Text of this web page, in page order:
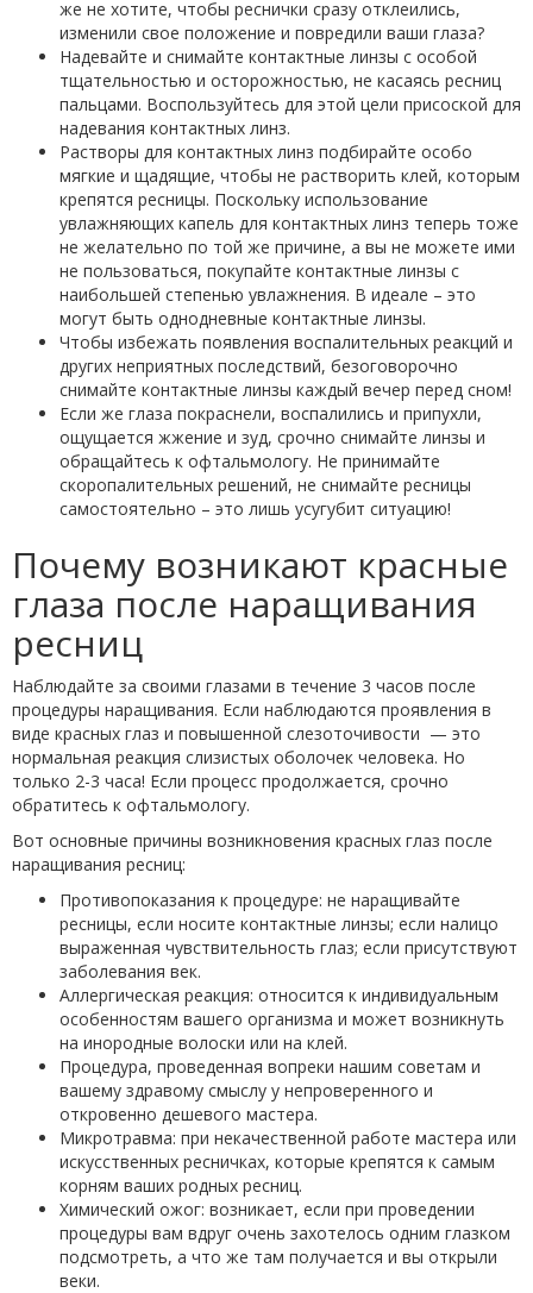
же не хотите, чтобы реснички сразу отклеились,
изменили свое положение и повредили ваши глаза?
Надевайте и снимайте контактные линзы с особой
тщательностью и осторожностью, не касаясь ресниц
пальцами. Воспользуйтесь для этой цели присоской для
надевания контактных линз.
Растворы для контактных линз подбирайте особо
мягкие и щадящие, чтобы не растворить клей, которым
крепятся ресницы. Поскольку использование
увлажняющих капель для контактных линз теперь тоже
не желательно по той же причине, а вы не можете ими
не пользоваться, покупайте контактные линзы с
наибольшей степенью увлажнения. В идеале – это
могут быть однодневные контактные линзы.
Чтобы избежать появления воспалительных реакций и
других неприятных последствий, безоговорочно
снимайте контактные линзы каждый вечер перед сном!
Если же глаза покраснели, воспалились и припухли,
ощущается жжение и зуд, срочно снимайте линзы и
обращайтесь к офтальмологу. Не принимайте
скоропалительных решений, не снимайте ресницы
самостоятельно – это лишь усугубит ситуацию!
Почему возникают красные
глаза после наращивания
ресниц
Наблюдайте за своими глазами в течение 3 часов после
процедуры наращивания. Если наблюдаются проявления в
виде красных глаз и повышенной слезоточивости — это
нормальная реакция слизистых оболочек человека. Но
только 2-3 часа! Если процесс продолжается, срочно
обратитесь к офтальмологу.
Вот основные причины возникновения красных глаз после
наращивания ресниц:
Противопоказания к процедуре: не наращивайте
ресницы, если носите контактные линзы; если налицо
выраженная чувствительность глаз; если присутствуют
заболевания век.
Аллергическая реакция: относится к индивидуальным
особенностям вашего организма и может возникнуть
на инородные волоски или на клей.
Процедура, проведенная вопреки нашим советам и
вашему здравому смыслу у непроверенного и
откровенно дешевого мастера.
Микротравма: при некачественной работе мастера или
искусственных ресничках, которые крепятся к самым
корням ваших родных ресниц.
Химический ожог: возникает, если при проведении
процедуры вам вдруг очень захотелось одним глазком
подсмотреть, а что же там получается и вы открыли
веки.